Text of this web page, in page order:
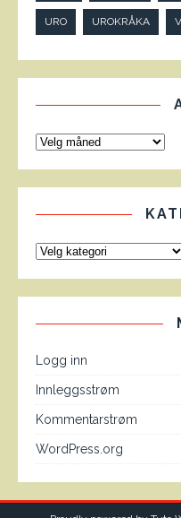
URO UROKRÅKA
Logg inn
Innleggsstrøm
Kommentarstrøm
WordPress.org